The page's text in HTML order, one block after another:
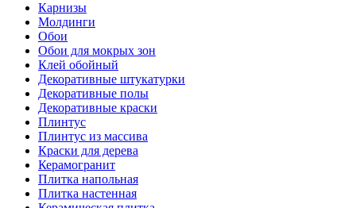
Карнизы
Молдинги
Обои
Обои для мокрых зон
Клей обойный
Декоративные штукатурки
Декоративные полы
Декоративные краски
Плинтус
Плинтус из массива
Краски для дерева
Керамогранит
Плитка напольная
Плитка настенная